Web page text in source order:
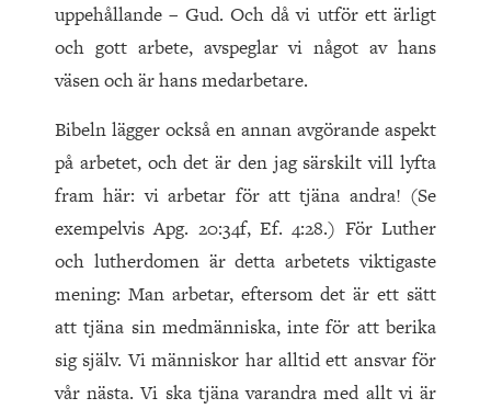
uppehållande – Gud. Och då vi utför ett ärligt
och gott arbete, avspeglar vi något av hans
väsen och är hans medarbetare.
Bibeln lägger också en annan avgörande aspekt
på arbetet, och det är den jag särskilt vill lyfta
fram här: vi arbetar för att tjäna andra! (Se
exempelvis Apg. 20:34f, Ef. 4:28.) För Luther
och lutherdomen är detta arbetets viktigaste
mening: Man arbetar, eftersom det är ett sätt
att tjäna sin medmänniska, inte för att berika
sig själv. Vi människor har alltid ett ansvar för
vår nästa. Vi ska tjäna varandra med allt vi är